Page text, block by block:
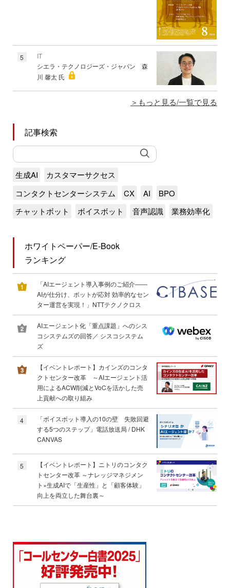
5
IT
シエラ・テクノロジーズ・ジャパン 森
川 馨太 氏
もっと見る/一覧で見る
記事検索
生成AI
カスタマーサクセス
コンタクトセンターシステム
CX AI
BPO
チャットボット
ボイスボット 音声認識 業務効率化
ホワイトペーパー/E-Book
ランキング
「AIエージェント導入事例のご紹介――
AIが仕分け、ボットが応対 効率的なセン
ター運営を実現！」NTTテクノクロス
AIエージェント化「重点課題」へのシス
コシステムズの回答／ シスコシステム
ズ
【イベントレポート】カインズのコンタ
クトセンター改革 ～AIエージェント活
用によるACW削減とVoCを活かした売
上貢献への取り組み
4
「ボイスボット導入の10の壁 失敗回避
する5つのステップ」電話放送局 / DHK
CANVAS
5
【イベントレポート】ニトリのコンタク
トセンター改革 ～ナレッジマネジメン
ト×生成AIで「生産性」と「顧客体験」
向上を両立した舞台裏～